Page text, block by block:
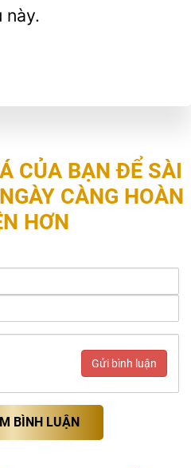
này.
CỦA BẠN ĐỂ SÀI
CÀNG HOÀN
HƠN
Gửi bình luận
BÌNH LUẬN